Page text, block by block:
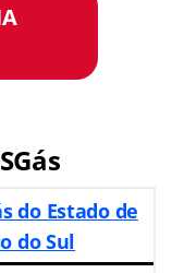
do Estado de
do Sul